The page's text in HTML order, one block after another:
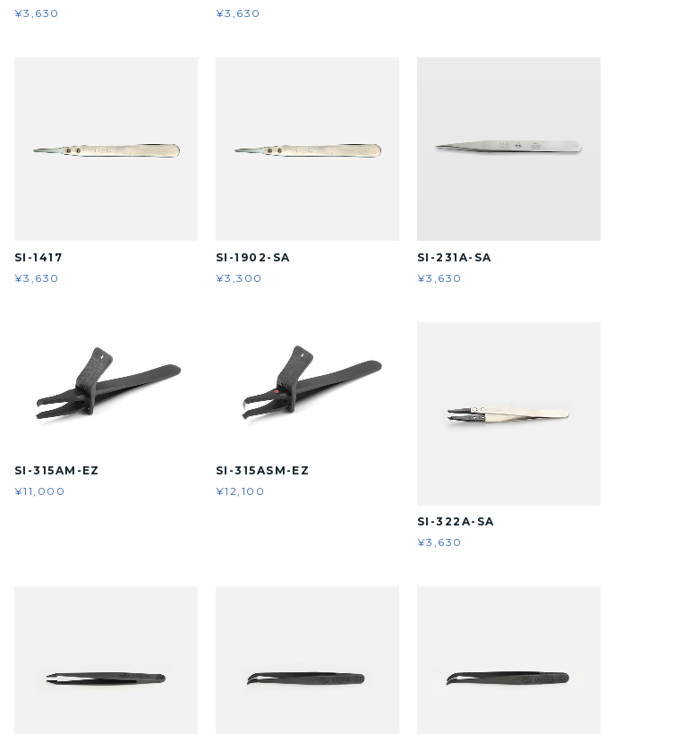
¥3,630
¥3,630
SI-1417
¥3,630
SI-1902-SA
¥3,300
SI-231A-SA
¥3,630
SI-315AM-EZ
¥11,000
SI-315ASM-EZ
¥12,100
SI-322A-SA
¥3,630